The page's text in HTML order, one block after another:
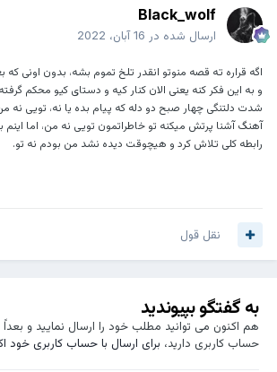
Black_wolf
ارسال شده در 16 آبان، 2022
اگه قراره ته قصه منوتو انقدر تلخ تموم بشه، بدون اونی که
و به این فکر کنه یعنی الان کنار کیه و دستای کیو محکم
شدت دلتنگی چهار صبح دو دله که پیام بده یا نه، تویی نه
آهنگ آشنا پرتش میکنه تو خاطراتمون تویی نه من، اما اینم
رابطه کلی تلاش کرد و هیچوقت دیده نشد من بودم نه تو.
نقل قول
به گفتگو بپیوندید
هم اکنون می توانید مطلب خود را ارسال نمایید و بعداً
حساب کاربری دارید، برای ارسال با حساب کاربری خود